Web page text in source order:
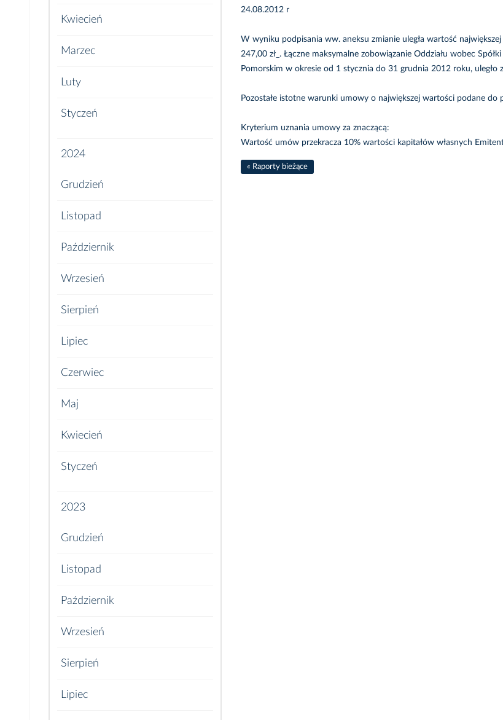
Kwiecień
Marzec
Luty
Styczeń
2024
Grudzień
Listopad
Październik
Wrzesień
Sierpień
Lipiec
Czerwiec
Maj
Kwiecień
Styczeń
2023
Grudzień
Listopad
Październik
Wrzesień
Sierpień
Lipiec
24.08.2012 r
W wyniku podpisania ww. aneksu zmianie uległa wartość
247,00 zł_. Łączne maksymalne zobowiązanie Oddziału wobec
Pomorskim w okresie od 1 stycznia do 31 grudnia 2012 roku, uległo
Pozostałe istotne warunki umowy o największej wartości podane do
Kryterium uznania umowy za znaczącą:
Wartość umów przekracza 10% wartości kapitałów własnych
« Raporty bieżące